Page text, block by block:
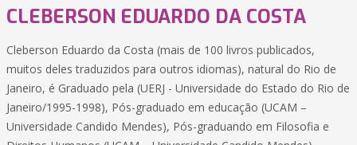
CLEBERSON EDUARDO DA COSTA
Cleberson Eduardo da Costa (mais de 100 livros publicados,
muitos deles traduzidos para outros idiomas), natural do Rio de
Janeiro, é Graduado pela (UERJ - Universidade do Estado do Rio de
Janeiro/1995-1998), Pós-graduado em educação (UCAM –
Universidade Candido Mendes), Pós-graduando em Filosofia e